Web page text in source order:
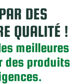
DES
QUALITÉ !
meilleures
des produits